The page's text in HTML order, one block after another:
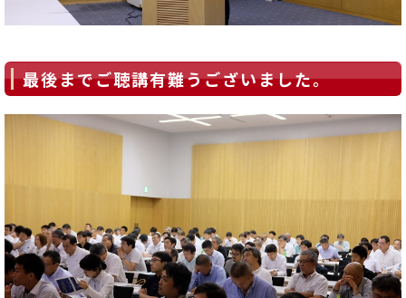
最後までご聴講有難うございました。